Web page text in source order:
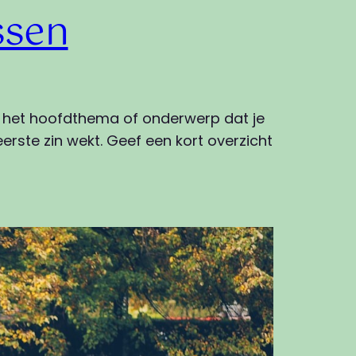
hoofdthema of onderwerp dat je
zin wekt. Geef een kort overzicht